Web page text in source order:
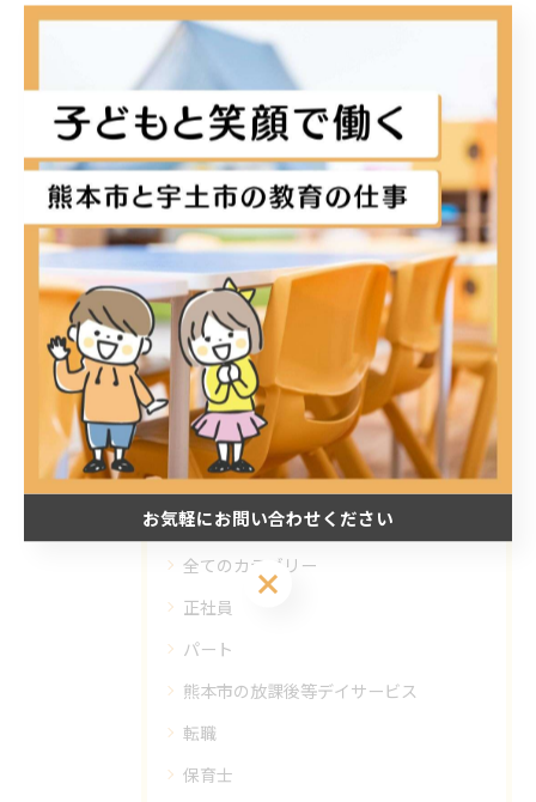
#ホイップアクセサリー作り#工作活動#KIDSDIARY#キッズ
ダイアリー宇土#キッズダイアリー松原KIDSDIARY宇土
KIDSDIARY松原熊本宇土宇土市熊本市放課後等デイサービ
ス放デイ小学生中学生高校生子ども療育ダウン症自閉症
ADHDLD
< 前のページ 一覧に戻る 次のページ >
カテゴリー Categories
全てのカテゴリー
正社員
パート
熊本市の放課後等デイサービス
転職
保育士
お気軽にお問い合わせください
お気軽にお問い合わせください